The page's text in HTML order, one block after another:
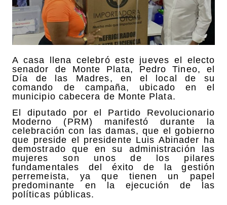
A casa llena celebró este jueves el electo
senador de Monte Plata, Pedro Tineo, el
Día de las Madres, en el local de su
comando de campaña, ubicado en el
municipio cabecera de Monte Plata.
El diputado por el Partido Revolucionario
Moderno (PRM) manifestó durante la
celebración con las damas, que el gobierno
que preside el presidente Luis Abinader ha
demostrado que en su administración las
mujeres son unos de los pilares
fundamentales del éxito de la gestión
perremeista, ya que tienen un papel
predominante en la ejecución de las
políticas públicas.